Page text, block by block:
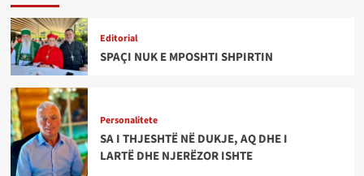
Editorial
SPAÇI NUK E MPOSHTI SHPIRTIN
Personalitete
SA I THJESHTË NË DUKJE, AQ DHE I
LARTË DHE NJERËZOR ISHTE